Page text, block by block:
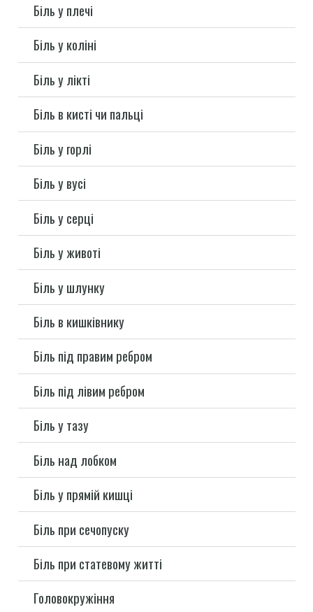
Біль у плечі
Біль у коліні
Біль у лікті
Біль в кисті чи пальці
Біль у горлі
Біль у вусі
Біль у серці
Біль у животі
Біль у шлунку
Біль в кишківнику
Біль під правим ребром
Біль під лівим ребром
Біль у тазу
Біль над лобком
Біль у прямій кишці
Біль при сечопуску
Біль при статевому житті
Головокружіння